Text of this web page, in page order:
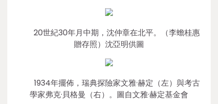
20世紀30年月中期，沈仲章在北平。（李蟾桂惠
贈存照）沈亞明供圖
1934年擺佈，瑞典探險家文雅·赫定（左）與考古
學家弗克·貝格曼（右）。圖自文雅·赫定基金會